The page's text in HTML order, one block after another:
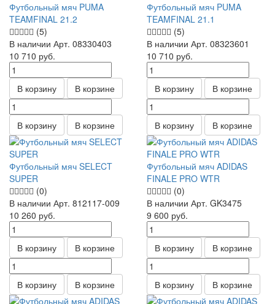
Футбольный мяч PUMA
TEAMFINAL 21.2
(5)
В наличии Арт. 08330403
10 710 руб.
В корзину В корзине
В корзину В корзине
Футбольный мяч PUMA
TEAMFINAL 21.1
(5)
В наличии Арт. 08323601
10 710 руб.
В корзину В корзине
В корзину В корзине
Футбольный мяч SELECT
SUPER
(0)
В наличии Арт. 812117-009
10 260 руб.
В корзину В корзине
В корзину В корзине
Футбольный мяч ADIDAS
FINALE PRO WTR
(0)
В наличии Арт. GK3475
9 600 руб.
В корзину В корзине
В корзину В корзине